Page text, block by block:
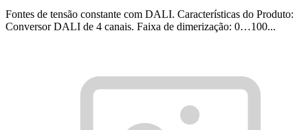
Fontes de tensão constante com DALI. Características do Produto:
Conversor DALI de 4 canais. Faixa de dimerização: 0…100...